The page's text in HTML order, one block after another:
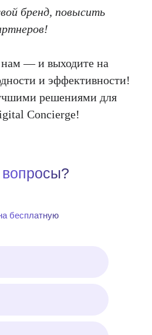
бренд, повысить
— и выходите на
и эффективности!
решениями для
Concierge!
бесплатную